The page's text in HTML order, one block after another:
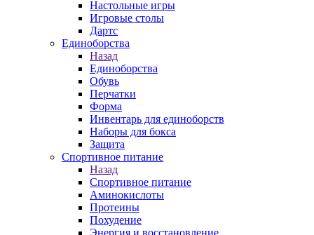
Настольные игры
Игровые столы
Дартс
Единоборства
Назад
Единоборства
Обувь
Перчатки
Форма
Инвентарь для единоборств
Наборы для бокса
Защита
Спортивное питание
Назад
Спортивное питание
Аминокислоты
Протеины
Похудение
Энергия и восстановление